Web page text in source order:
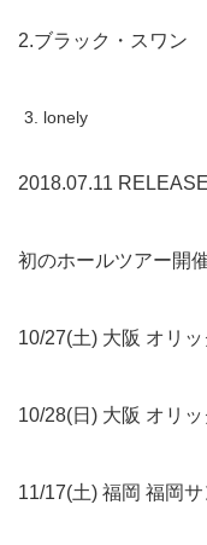
2.ブラック・スワン
lonely
2018.07.11
初のホールツアー開
10/27(土) 大阪 オリ
10/28(日) 大阪 オリ
11/17(土) 福岡 福岡